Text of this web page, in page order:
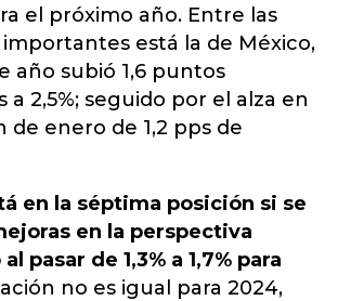
el próximo año. Entre las
importantes está la de México,
año subió 1,6 puntos
2,5%; seguido por el alza en
de enero de 1,2 pps de
en la séptima posición si se
en la perspectiva
pasar de 1,3% a 1,7% para
no es igual para 2024,